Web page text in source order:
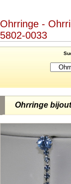
Ohrringe -
5802-0033
Ohrringe